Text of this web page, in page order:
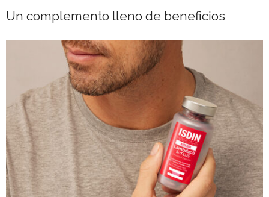
Un complemento lleno de beneficios